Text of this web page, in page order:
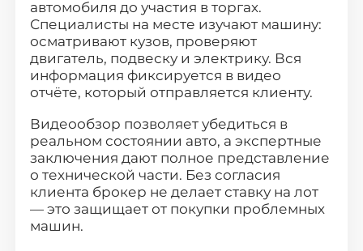
автомобиля до участия в торгах.
Специалисты на месте изучают машину:
осматривают кузов, проверяют
двигатель, подвеску и электрику. Вся
информация фиксируется в видео
отчёте, который отправляется клиенту.
Видеообзор позволяет убедиться в
реальном состоянии авто, а экспертные
заключения дают полное представление
о технической части. Без согласия
клиента брокер не делает ставку на лот
— это защищает от покупки проблемных
машин.